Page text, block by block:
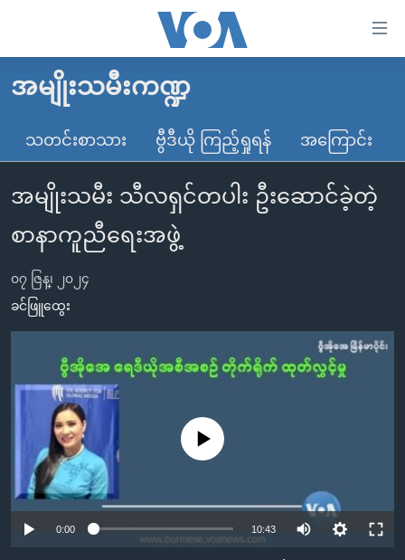
လွယ်ကူ
သည့်
များ
ပင်မ
သို့
ကျော်
ပင်မ
စာမျက်နှာ
ကျော်
ကြည့်
မူလစာမျက်နှာ
ကမ္ဘာ့သတင်းများ
နိုင်ငံတကာ
အစ္စရေး-ပါလက်စတိုင်း
ဗွီဒီယို
သတင်းလွတ်လပ်ခွင့်
ရပ်ဝန်းတခု လမ်းတခု အလွန်
အင်္ဂလိပ်စာလေ့လာမယ်
မကြေးမုံရဲ့ အင်္ဂလိပ်စာ
ရုပ်ရှင်ထဲက အင်္ဂလိပ်စာ
သုတပဒေသာ အင်္ဂလိပ်စာ
ရေဒီယို
တီဗွီ
ရေဒီယိုနှင့်ရုပ်သံ အချက်အလက်များ
ရေဒီယို/တီဗွီအစီအစဉ်
Learning English
ဗွီအိုအေ လူမှုကွန်ယက်များ
အမျိုးသမီးကဏ္ဍ
သတင်းစာသား ဗွီဒီယို ကြည့်ရှုရန် အကြောင်း
အမျိုးသမီး သီလရှင်တပါး ဦးဆောင်ခဲ့တဲ့
စာနာကူညီရေးအဖွဲ့
၀၇ ဇြန္၊ ၂၀၂၄
ခင်ဖြူထွေး
No media source currently available
0:00 10:43